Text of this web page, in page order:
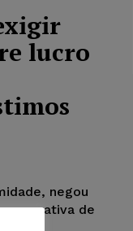
lucro
negou
de